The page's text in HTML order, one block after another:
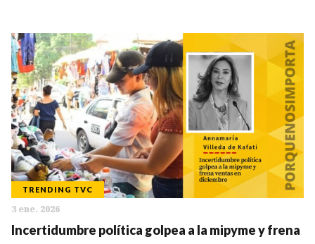
TRENDING TVC
3 ene. 2026
Incertidumbre política golpea a la mipyme y frena